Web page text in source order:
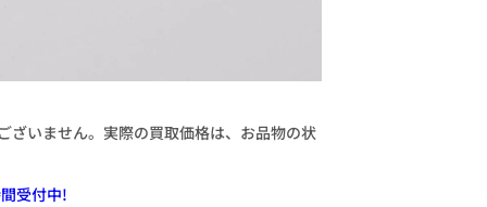
いません。実際の買取価格は、お品物の状
受付中!